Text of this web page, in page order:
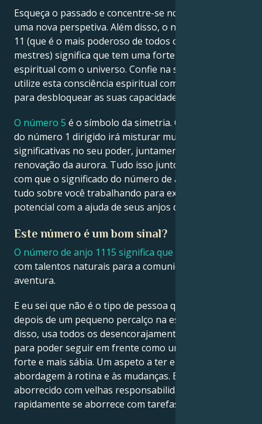
Esqueça o passado e concentre-se no futuro com
uma nova perspetiva. Além disso, o número mestre
11 (que é o mais poderoso de todos os números
mestres) significa que tem uma forte ligação
espiritual com o universo. Confie na sua intuição e
utilize esta consciência espiritual como uma chave
para desbloquear as suas capacidades interiores.
O número 5 é o símbolo da simetria. O fluxo de fadas
do número 1 dirigido irá misturar mudanças
significativas no seu poder, juntamente com uma
renovação da aurora. Tudo isso junto é o que faz
com que o significado do número de anjo 1115 seja
tudo sobre você trabalhando para explorar seu
potencial com a ajuda de seus anjos da guarda.
Este número é um bom sinal?
O número de anjo 1115 significa que
com talentos naturais para a comunicação e a
aventura.
E eu sei que não é o tipo de pessoa que desiste
depois de um pequeno percalço na estrada. Em vez
disso, usa todos os desencorajamentos como lições
para poder seguir em frente como uma pessoa mais
forte e mais sábia. Um aspeto a ter em conta é a sua
abordagem à rotina e às mudanças. Estando
aborrecido com velhas responsabilidades,
rapidamente se aborrece com tarefas aborrecidas.